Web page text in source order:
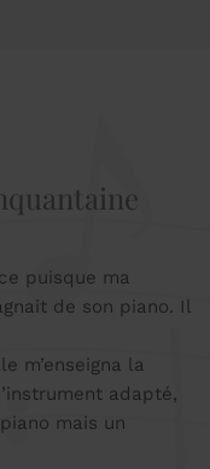
puisque ma
de son piano. Il
m’enseigna la
adapté,
mais un